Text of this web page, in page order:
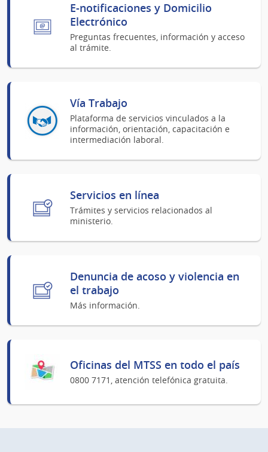
E-notificaciones y Domicilio
Electrónico
Preguntas frecuentes, información y acceso
al trámite.
Vía Trabajo
Plataforma de servicios vinculados a la
información, orientación, capacitación e
intermediación laboral.
Servicios en línea
Trámites y servicios relacionados al
ministerio.
Denuncia de acoso y violencia en
el trabajo
Más información.
Oficinas del MTSS en todo el país
0800 7171, atención telefónica gratuita.